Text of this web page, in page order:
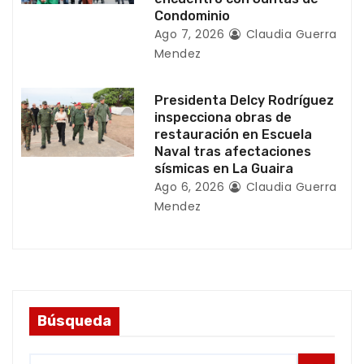
Condominio
Ago 7, 2026
Claudia Guerra
Mendez
Presidenta Delcy Rodríguez
inspecciona obras de
restauración en Escuela
Naval tras afectaciones
sísmicas en La Guaira
Ago 6, 2026
Claudia Guerra
Mendez
Búsqueda